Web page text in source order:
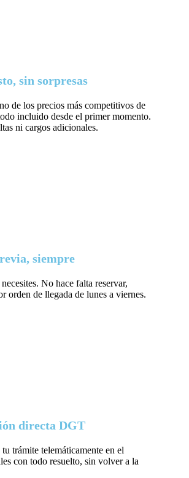
sin sorpresas
de los precios más competitivos de
incluido desde el primer momento.
ni cargos adicionales.
siempre
No hace falta reservar,
orden de llegada de lunes a viernes.
directa DGT
trámite telemáticamente en el
con todo resuelto, sin volver a la